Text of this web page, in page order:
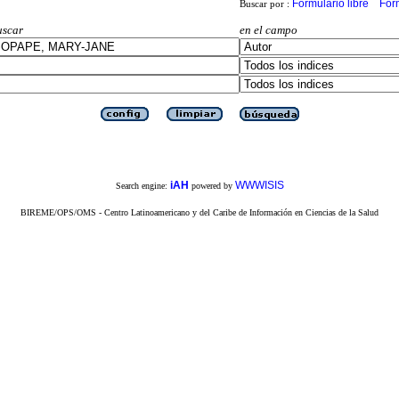
Buscar por : Formulario libre
en el campo
Search engine: iAH powered by WWWISIS
BIREME/OPS/OMS - Centro Latinoamericano y del Caribe de Información en Ciencias de la Salud